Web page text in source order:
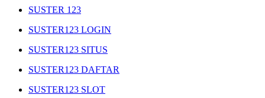
SUSTER 123
SUSTER123 LOGIN
SUSTER123 SITUS
SUSTER123 DAFTAR
SUSTER123 SLOT